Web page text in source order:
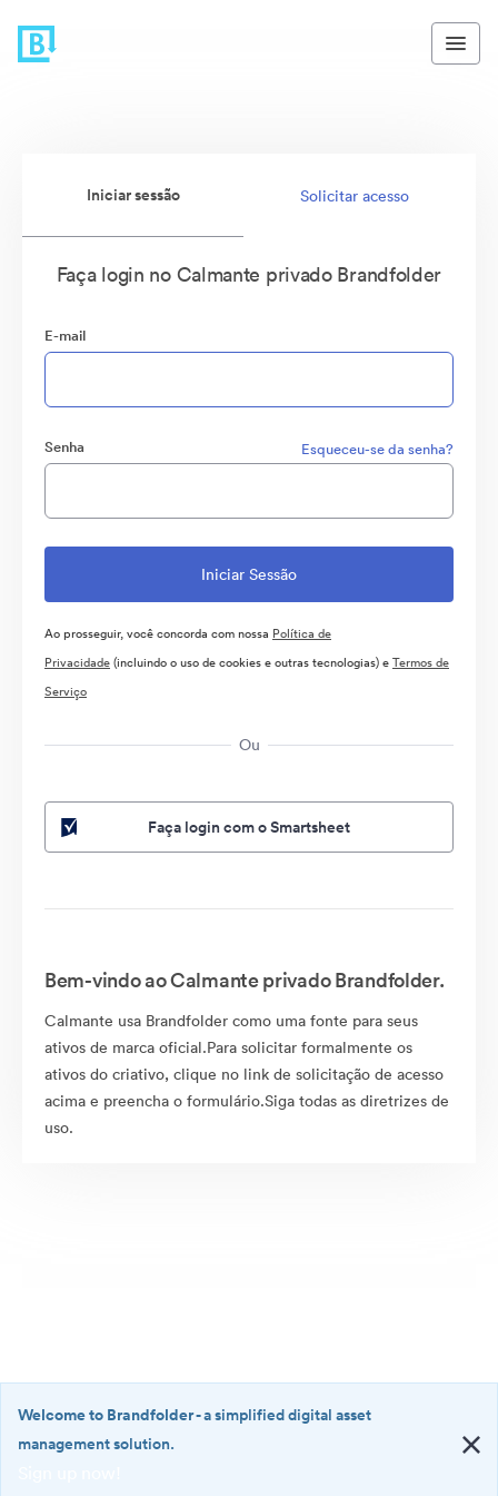
Iniciar sessão Solicitar acesso
Faça login no Calmante privado Brandfolder
E-mail
Senha Esqueceu-se da senha?
Ao prosseguir, você concorda com nossa Política de
Privacidade(incluindo o uso de cookies e outras tecnologias) eTermos de
Serviço
Ou
Faça login com o Smartsheet
Bem-vindo ao Calmante privado Brandfolder.
Calmante usa Brandfolder como uma fonte para seus
ativos de marca oficial.Para solicitar formalmente os
ativos do criativo, clique no link de solicitação de acesso
acima e preencha o formulário.Siga todas as diretrizes de
uso.
Welcome to Brandfolder- a simplified digital asset
management solution.